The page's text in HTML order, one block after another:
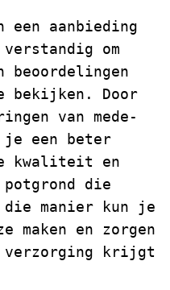
een aanbieding
om
beoordelingen
bekijken. Door
van mede-
een beter
kwaliteit en
die
die manier kun je
maken en zorgen
krijgt